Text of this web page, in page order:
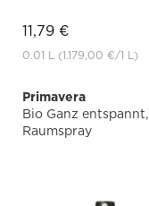
11,79 €
0.01 L (1.179,00 €/1 L)
Primavera
Bio Ganz entspannt,
Raumspray